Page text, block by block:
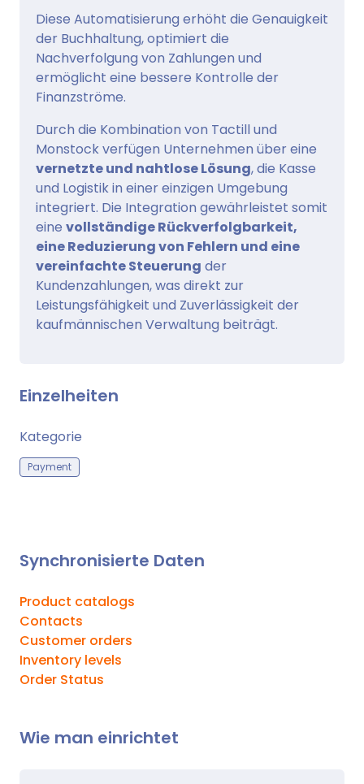
Diese Automatisierung erhöht die Genauigkeit
der Buchhaltung, optimiert die
Nachverfolgung von Zahlungen und
ermöglicht eine bessere Kontrolle der
Finanzströme.
Durch die Kombination von Tactill und
Monstock verfügen Unternehmen über eine
vernetzte und nahtlose Lösung, die Kasse
und Logistik in einer einzigen Umgebung
integriert. Die Integration gewährleistet somit
eine vollständige Rückverfolgbarkeit,
eine Reduzierung von Fehlern und eine
vereinfachte Steuerung der
Kundenzahlungen, was direkt zur
Leistungsfähigkeit und Zuverlässigkeit der
kaufmännischen Verwaltung beiträgt.
Einzelheiten
Kategorie
Payment
Synchronisierte Daten
Product catalogs
Contacts
Customer orders
Inventory levels
Order Status
Wie man einrichtet